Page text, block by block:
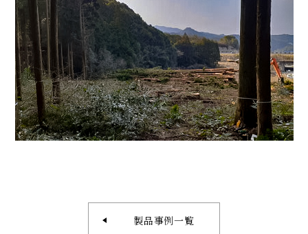
製品事例一覧